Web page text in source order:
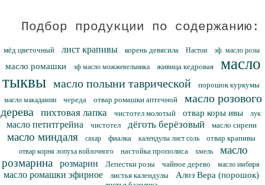
Подбор продукции по содержанию:
мёд цветочный лист крапивы корень девясила Настои эф. масло розы
масло ромашки эф масло можжевельника живица кедровая
масло
тыквы масло полыни таврической порошок куркумы
масло макадамии череда отвар ромашки аптечной
масло розового
дерева
пихтовая лапка чистотел молотый отвар коры ивы лук
масло петитгрейна чистотел дёготь берёзовый масло сирени
масло миндаля сахар фиалка календулы лист соль отвар крапивы
отвар корня лопуха войлочного настойка прополиса хмель
масло
розмарина
розмарин Лепестки розы чайное дерево масло имбиря
масло ромашки эфирное листья календулы Алоэ Вера (порошок)